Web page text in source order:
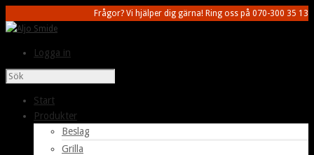
Frågor? Vi hjälper dig gärna! Ring oss på 070-300 35 13
Logga in
Start
Produkter
Beslag
Grilla